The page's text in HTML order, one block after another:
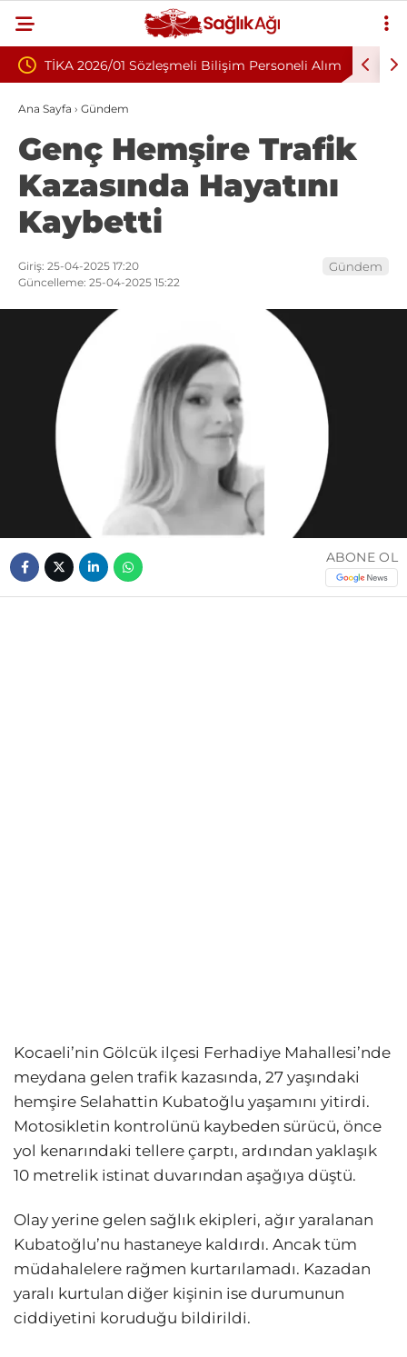
Bilişim Personeli Alım Nükleoplasti mi, Ameliyat mı?
Ana Sayfa › Gündem
Genç Hemşire Trafik
Kazasında Hayatını
Kaybetti
Giriş: 25-04-2025 17:20
Güncelleme: 25-04-2025 15:22
Gündem
ABONE OL
Kocaeli’nin Gölcük ilçesi Ferhadiye Mahallesi’nde
meydana gelen trafik kazasında, 27 yaşındaki
hemşire Selahattin Kubatoğlu yaşamını yitirdi.
Motosikletin kontrolünü kaybeden sürücü, önce
yol kenarındaki tellere çarptı, ardından yaklaşık
10 metrelik istinat duvarından aşağıya düştü.
Olay yerine gelen sağlık ekipleri, ağır yaralanan
Kubatoğlu’nu hastaneye kaldırdı. Ancak tüm
müdahalelere rağmen kurtarılamadı. Kazadan
yaralı kurtulan diğer kişinin ise durumunun
ciddiyetini koruduğu bildirildi.